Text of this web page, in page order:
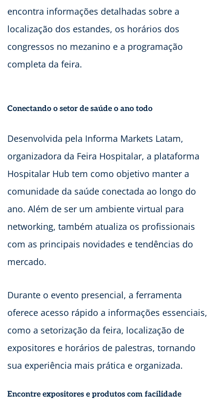
encontra informações detalhadas sobre a
localização dos estandes, os horários dos
congressos no mezanino e a programação
completa da feira.
Conectando o setor de saúde o ano todo
Desenvolvida pela Informa Markets Latam,
organizadora da Feira Hospitalar, a plataforma
Hospitalar Hub tem como objetivo manter a
comunidade da saúde conectada ao longo do
ano. Além de ser um ambiente virtual para
networking, também atualiza os profissionais
com as principais novidades e tendências do
mercado.
Durante o evento presencial, a ferramenta
oferece acesso rápido a informações essenciais,
como a setorização da feira, localização de
expositores e horários de palestras, tornando
sua experiência mais prática e organizada.
Encontre expositores e produtos com facilidade